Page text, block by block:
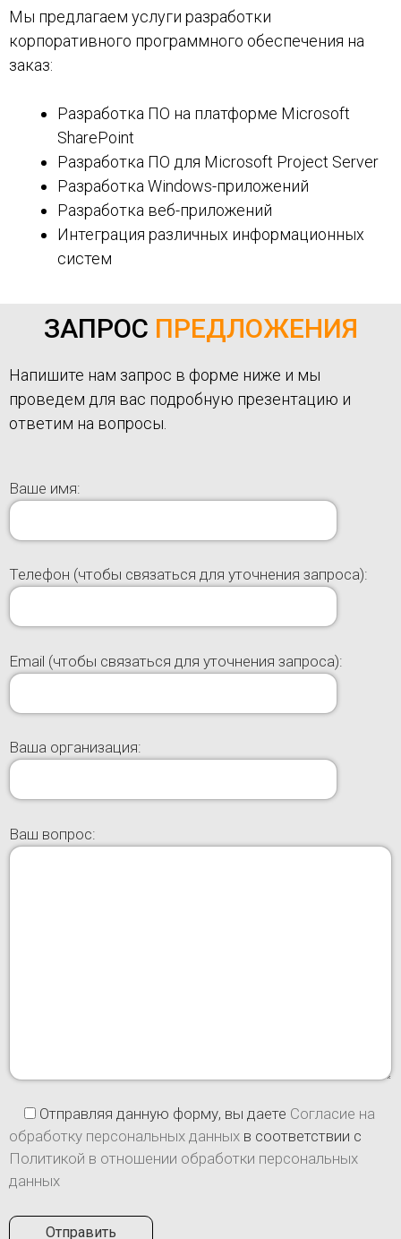
Мы предлагаем услуги разработки
корпоративного программного обеспечения на
заказ:
Разработка ПО на платформе Microsoft
SharePoint
Разработка ПО для Microsoft Project Server
Разработка Windows-приложений
Разработка веб-приложений
Интеграция различных информационных
систем
ЗАПРОС ПРЕДЛОЖЕНИЯ
Напишите нам запрос в форме ниже и мы
проведем для вас подробную презентацию и
ответим на вопросы.
Ваше имя:
Телефон (чтобы связаться для уточнения запроса):
Email (чтобы связаться для уточнения запроса):
Ваша организация:
Ваш вопрос:
Отправляя данную форму, вы даете Согласие на
обработку персональных данных в соответствии с
Политикой в отношении обработки персональных
данных